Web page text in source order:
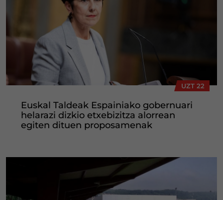
UZT 22
Euskal Taldeak Espainiako gobernuari
helarazi dizkio etxebizitza alorrean
egiten dituen proposamenak